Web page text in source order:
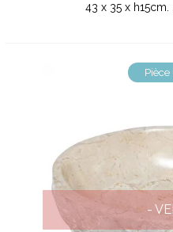
43 x 35 x h15cm.
Pièce
-